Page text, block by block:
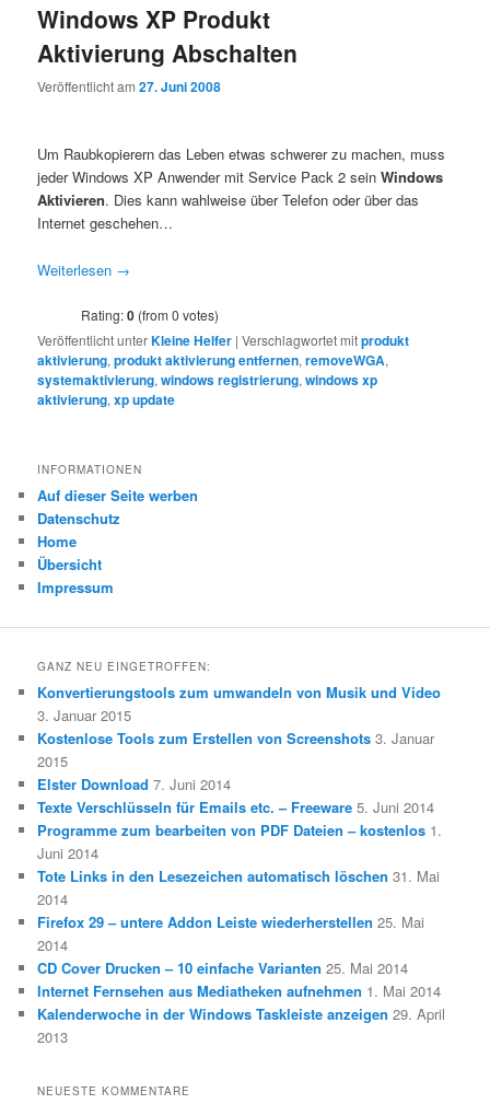
Windows XP Produkt
Aktivierung Abschalten
Veröffentlicht am27. Juni 2008
Um Raubkopierern das Leben etwas schwerer zu machen, muss
jeder Windows XP Anwender mit Service Pack 2 seinWindows
Aktivieren. Dies kann wahlweise über Telefon oder über das
Internet geschehen…
Weiterlesen →
Rating:0 (from 0 votes)
Veröffentlicht unterKleine Helfer |Verschlagwortet mitprodukt
aktivierung,produkt aktivierung entfernen,removeWGA,
systemaktivierung,windows registrierung,windows xp
aktivierung,xp update
INFORMATIONEN
Auf dieser Seite werben
Datenschutz
Home
Übersicht
Impressum
GANZ NEU EINGETROFFEN:
Konvertierungstools zum umwandeln von Musik und Video
3. Januar 2015
Kostenlose Tools zum Erstellen von Screenshots 3. Januar
2015
Elster Download 7. Juni 2014
Texte Verschlüsseln für Emails etc. – Freeware 5. Juni 2014
Programme zum bearbeiten von PDF Dateien – kostenlos 1.
Juni 2014
Tote Links in den Lesezeichen automatisch löschen 31. Mai
2014
Firefox 29 – untere Addon Leiste wiederherstellen 25. Mai
2014
CD Cover Drucken – 10 einfache Varianten 25. Mai 2014
Internet Fernsehen aus Mediatheken aufnehmen 1. Mai 2014
Kalenderwoche in der Windows Taskleiste anzeigen 29. April
2013
NEUESTE KOMMENTARE